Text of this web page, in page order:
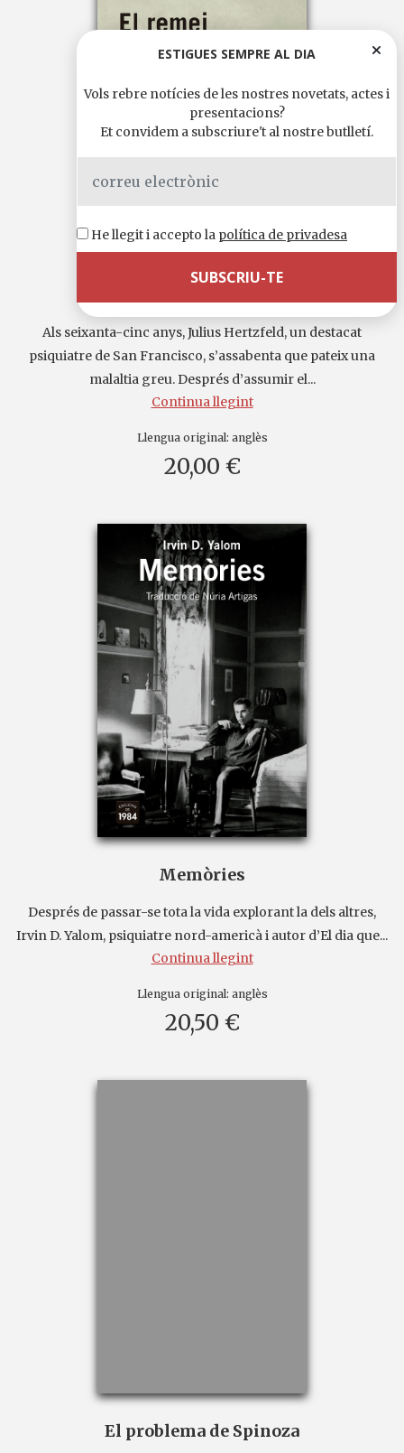
Als seixanta-cinc anys, Julius Hertzfeld, un destacat
psiquiatre de San Francisco, s’assabenta que pateix una
malaltia greu. Després d’assumir el...
Continua llegint
Llengua original: anglès
20,00 €
Memòries
Després de passar-se tota la vida explorant la dels altres,
Irvin D. Yalom, psiquiatre nord-americà i autor d’El dia que...
Continua llegint
Llengua original: anglès
20,50 €
El problema de Spinoza
ESTIGUES SEMPRE AL DIA
Vols rebre notícies de les nostres novetats, actes i
presentacions?
Et convidem a subscriure't al nostre butlletí.
He llegit i accepto la política de privadesa